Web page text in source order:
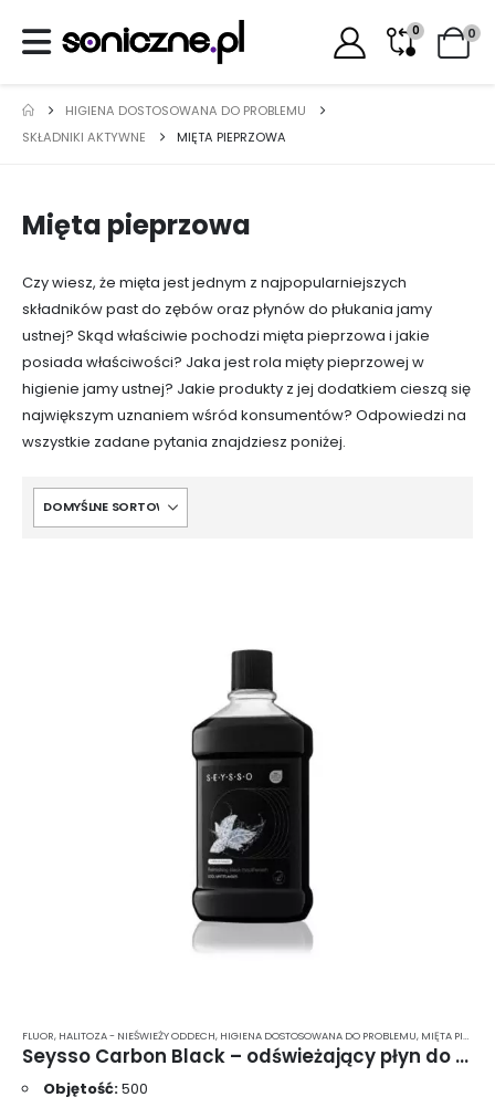
0 0
HIGIENA DOSTOSOWANA DO PROBLEMU
SKŁADNIKI AKTYWNE
MIĘTA PIEPRZOWA
Mięta pieprzowa
Czy wiesz, że mięta jest jednym z najpopularniejszych
składników past do zębów oraz płynów do płukania jamy
ustnej? Skąd właściwie pochodzi mięta pieprzowa i jakie
posiada właściwości? Jaka jest rola mięty pieprzowej w
higienie jamy ustnej? Jakie produkty z jej dodatkiem cieszą się
największym uznaniem wśród konsumentów? Odpowiedzi na
wszystkie zadane pytania znajdziesz poniżej.
FLUOR, HALITOZA - NIEŚWIEŻY ODDECH, HIGIENA DOSTOSOWANA DO PROBLEMU, MIĘTA PIEPRZOWA
Seysso Carbon Black – odświeżający płyn do płukania jamy ustnej z węglem aktywnym 500 ml
Objętość:500